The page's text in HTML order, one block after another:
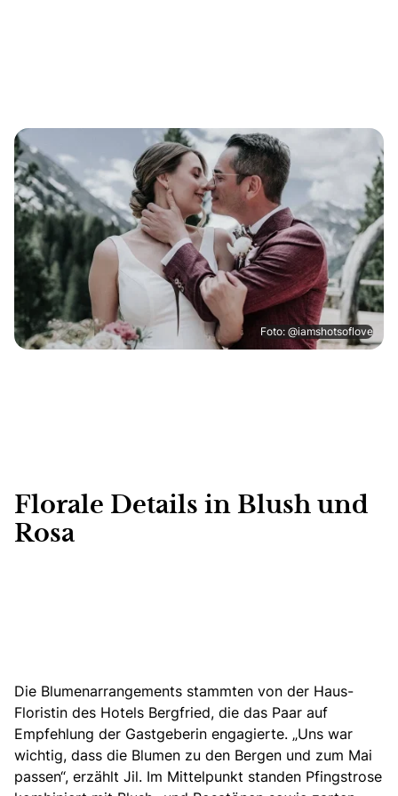
Foto: @iamshotsoflove
Florale Details in Blush und
Rosa
Die Blumenarrangements stammten von der Haus-
Floristin des Hotels Bergfried, die das Paar auf
Empfehlung der Gastgeberin engagierte. „Uns war
wichtig, dass die Blumen zu den Bergen und zum Mai
passen“, erzählt Jil. Im Mittelpunkt standen Pfingstrose